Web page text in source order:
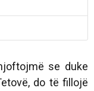
se duke
do të fillojë